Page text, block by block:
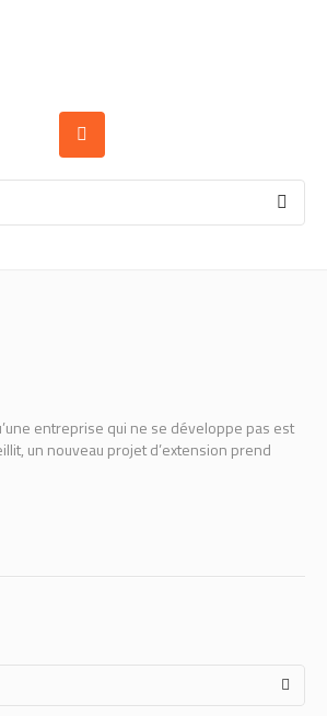
entreprise qui ne se développe pas est
un nouveau projet d’extension prend